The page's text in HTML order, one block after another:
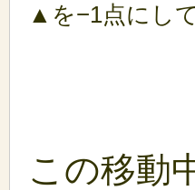
▲を−1点にし
この移動